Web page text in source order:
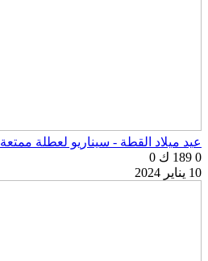
عيد ميلاد القطة - سيناريو لعطلة ممتعة
0 189 ك
0
10 يناير 2024